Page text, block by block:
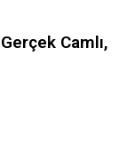
Camlı,